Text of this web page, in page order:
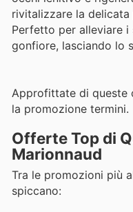
rivitalizzare la
Perfetto per alleviare i
gonfiore, lasciando lo
Approfittate di queste
la promozione termini.
Offerte Top di
Marionnaud
Tra le promozioni più
spiccano: